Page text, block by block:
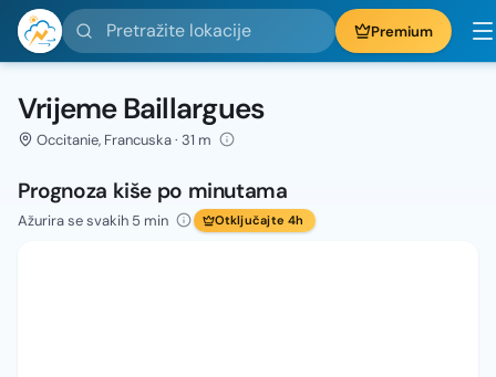
Pretražite lokacije Premium
Vrijeme Baillargues
Occitanie, Francuska · 31 m
Prognoza kiše po minutama
Ažurira se svakih 5 min Otključajte 4h